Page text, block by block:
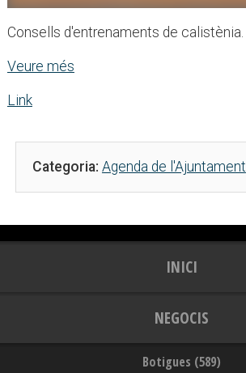
Consells d'entrenaments de calistènia.
Veure més
Link
Categoria: Agenda de l'Ajuntament
INICI
NEGOCIS
Botigues (589)